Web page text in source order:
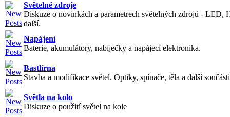
Světelné zdroje
Diskuze o novinkách a parametrech světelných zdrojů - LED,
další.
Napájení
Baterie, akumulátory, nabíječky a napájecí elektronika.
Bastlírna
Stavba a modifikace světel. Optiky, spínače, těla a další
Světla na kolo
Diskuze o použití světel na kole